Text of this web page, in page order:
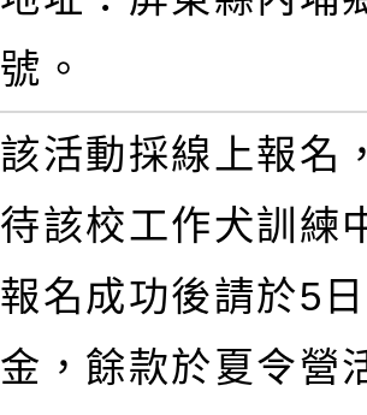
號。
該活動採線上報名
待該校工作犬訓練
報名成功後請於5
金，餘款於夏令營